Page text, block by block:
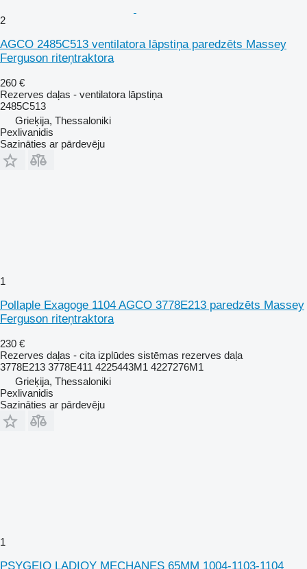
2
AGCO 2485C513 ventilatora lāpstiņa paredzēts Massey
Ferguson riteņtraktora
260 €
Rezerves daļas - ventilatora lāpstiņa
2485C513
Grieķija, Thessaloniki
Pexlivanidis
Sazināties ar pārdevēju
1
Pollaple Exagoge 1104 AGCO 3778E213 paredzēts Massey
Ferguson riteņtraktora
230 €
Rezerves daļas - cita izplūdes sistēmas rezerves daļa
3778E213 3778E411 4225443M1 4227276M1
Grieķija, Thessaloniki
Pexlivanidis
Sazināties ar pārdevēju
1
PSYGEIO LADIOY MECHANES 65MM 1004-1103-1104